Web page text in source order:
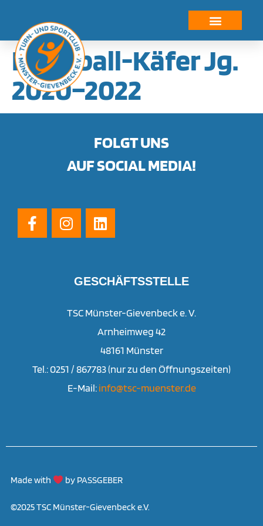
Handball-Käfer Jg.
2020–2022
FOLGT UNS
AUF SOCIAL MEDIA!
GESCHÄFTSSTELLE
TSC Münster-Gievenbeck e. V.
Arnheimweg 42
48161 Münster
Tel.: 0251 / 867783 (nur zu den Öffnungszeiten)
E-Mail:info@tsc-muenster.de
Made with by PASSGEBER
©2025 TSC Münster-Gievenbeck e.V.